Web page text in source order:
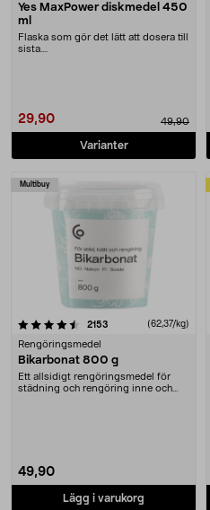
Yes MaxPower diskmedel 450
ml
Flaska som gör det lätt att dosera till
sista....
29,90 49,90
Varianter
Multibuy
2153 recensioner(62,37/kg)
Rengöringsmedel
Bikarbonat 800 g
Ett allsidigt rengöringsmedel för
städning och rengöring inne och
49,90
Lägg i varukorg
4.5 av 5 stjärnor